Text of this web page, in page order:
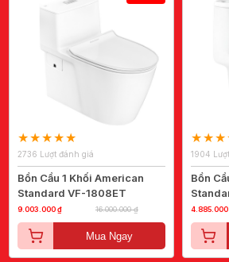
2736 Lượt đánh giá
Bồn Cầu 1 Khối American
Standard VF-1808ET
9.003.000 ₫ 16.000.000 ₫
Mua Ngay
1904
Bồn
4.885.000